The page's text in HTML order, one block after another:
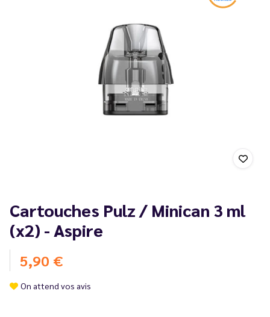
Cartouches Pulz / Minican 3 ml
(x2) - Aspire
5,90 €
On attend vos avis